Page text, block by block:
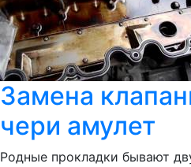
Замена
чери амулет
Родные прокладки бывают